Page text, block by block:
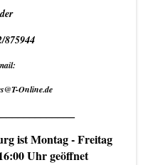
875944
Online.de
ist Montag - Freitag
Uhr geöffnet